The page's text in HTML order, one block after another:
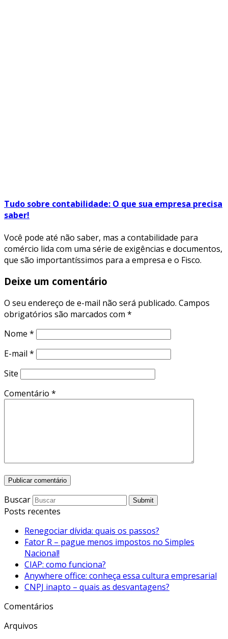
Tudo sobre contabilidade: O que sua empresa precisa
saber!
Você pode até não saber, mas a contabilidade para
comércio lida com uma série de exigências e documentos,
que são importantíssimos para a empresa e o Fisco.
Deixe um comentário
O seu endereço de e-mail não será publicado. Campos
obrigatórios são marcados com *
Nome *
E-mail *
Site
Comentário *
Buscar Submit
Posts recentes
Renegociar dívida: quais os passos?
Fator R – pague menos impostos no Simples
Nacional!
CIAP: como funciona?
Anywhere office: conheça essa cultura empresarial
CNPJ inapto – quais as desvantagens?
Comentários
Arquivos